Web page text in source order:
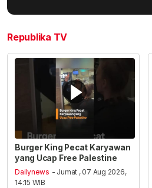
Republika TV
Burger King Pecat Karyawan
yang Ucap Free Palestine
Dailynews - Jumat , 07 Aug 2026,
14:15 WIB